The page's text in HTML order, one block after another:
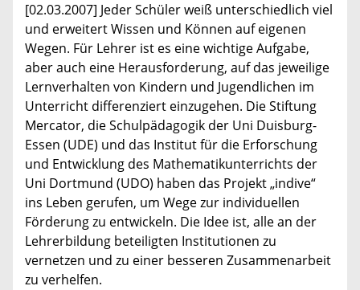
[02.03.2007] Jeder Schüler weiß unterschiedlich viel
und erweitert Wissen und Können auf eigenen
Wegen. Für Lehrer ist es eine wichtige Aufgabe,
aber auch eine Herausforderung, auf das jeweilige
Lernverhalten von Kindern und Jugendlichen im
Unterricht differenziert einzugehen. Die Stiftung
Mercator, die Schulpädagogik der Uni Duisburg-
Essen (UDE) und das Institut für die Erforschung
und Entwicklung des Mathematikunterrichts der
Uni Dortmund (UDO) haben das Projekt „indive“
ins Leben gerufen, um Wege zur individuellen
Förderung zu entwickeln. Die Idee ist, alle an der
Lehrerbildung beteiligten Institutionen zu
vernetzen und zu einer besseren Zusammenarbeit
zu verhelfen.